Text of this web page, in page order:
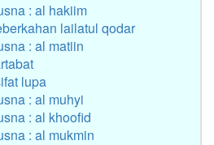
: al hakiim
lailatul qodar
: al matiin
lupa
: al muhyi
: al khoofid
: al mukmin